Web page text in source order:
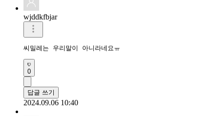
wjddkfbjar
씨밀레는 우리말이 아니라네요ㅠ
0
답글 쓰기
2024.09.06 10:40